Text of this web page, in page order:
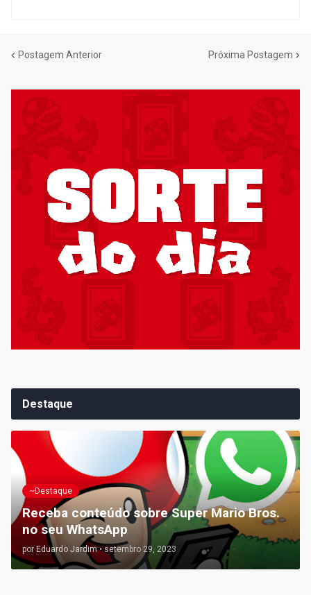
Postagem Anterior Próxima Postagem
Destaque
~Destaque
Receba conteúdo sobre Super Mario Bros.
no seu WhatsApp
por Eduardo Jardim • setembro 29, 2023